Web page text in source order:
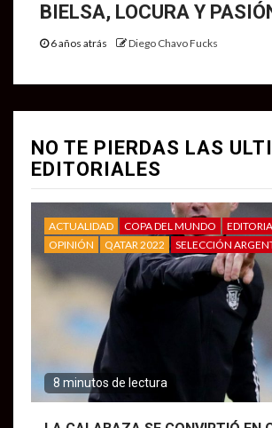
BIELSA, LOCURA Y
6 años atrás Diego Chavo Fucks
NO TE PIERDAS LAS
EDITORIALES
ACTUALIDAD COPA DEL MUNDO
OPINIÓN
QATAR 2022 SELECCIÓN
8 minutos de lectura